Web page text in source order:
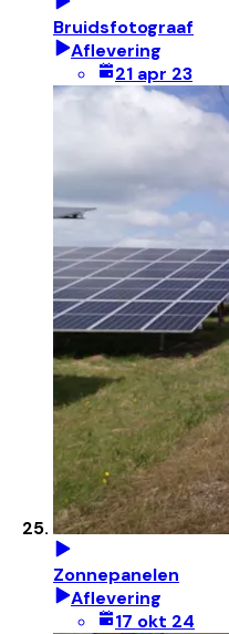
Bruidsfotograaf
Aflevering
21 apr 23
Zonnepanelen
Aflevering
17 okt 24